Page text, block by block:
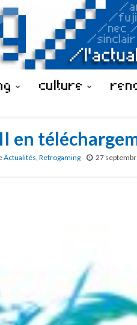
culture
en
Actualités, Retrogaming 27